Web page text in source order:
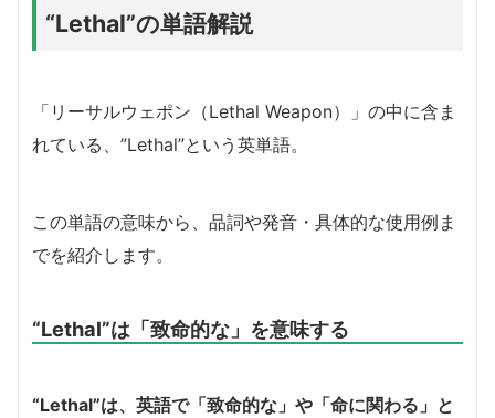
“Lethal”の単語解説
「リーサルウェポン（Lethal Weapon）」の中に含ま
れている、”Lethal”という英単語。
この単語の意味から、品詞や発音・具体的な使用例ま
でを紹介します。
“Lethal”は「致命的な」を意味する
“Lethal”は、英語で「致命的な」や「命に関わる」と